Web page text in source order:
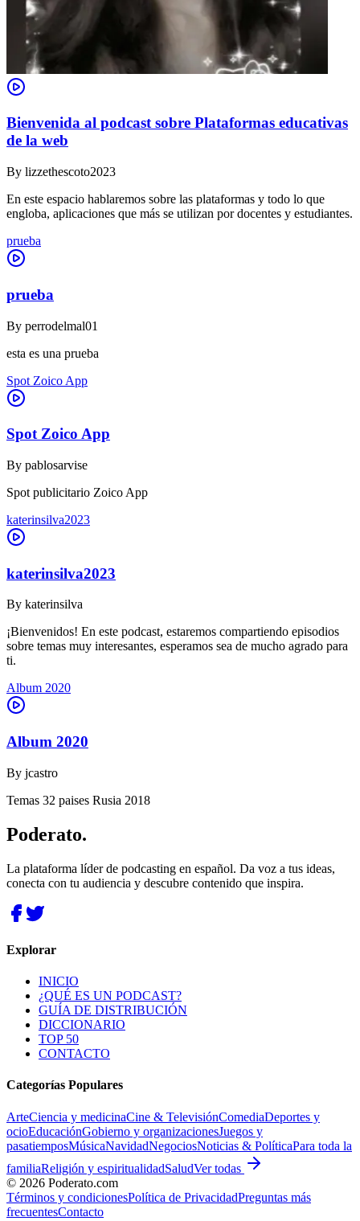
Bienvenida al podcast sobre Plataformas educativas
de la web
By lizzethescoto2023
En este espacio hablaremos sobre las plataformas y todo lo que
engloba, aplicaciones que más se utilizan por docentes y estudiantes.
prueba
prueba
By perrodelmal01
esta es una prueba
Spot Zoico App
Spot Zoico App
By pablosarvise
Spot publicitario Zoico App
katerinsilva2023
katerinsilva2023
By katerinsilva
¡Bienvenidos! En este podcast, estaremos compartiendo episodios
sobre temas muy interesantes, esperamos sea de mucho agrado para
ti.
Album 2020
Album 2020
By jcastro
Temas 32 paises Rusia 2018
Poderato.
La plataforma líder de podcasting en español. Da voz a tus ideas,
conecta con tu audiencia y descubre contenido que inspira.
Explorar
INICIO
¿QUÉ ES UN PODCAST?
GUÍA DE DISTRIBUCIÓN
DICCIONARIO
TOP 50
CONTACTO
Categorías Populares
ArteCiencia y medicinaCine & TelevisiónComediaDeportes y
ocioEducaciónGobierno y organizacionesJuegos y
pasatiemposMúsicaNavidadNegociosNoticias & PolíticaPara toda la
familiaReligión y espiritualidadSaludVer todas
© 2026 Poderato.com
Términos y condicionesPolítica de PrivacidadPreguntas más
frecuentesContacto